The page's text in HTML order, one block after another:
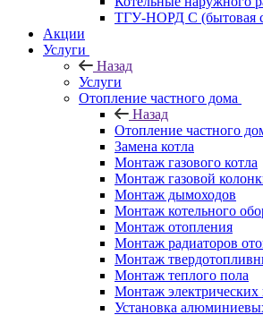
ТГУ-НОРД С (бытовая
Акции
Услуги
Назад
Услуги
Отопление частного дома
Назад
Отопление частного
Замена котла
Монтаж газового котла
Монтаж газовой
Монтаж дымоходов
Монтаж котельного
Монтаж отопления
Монтаж радиаторов
Монтаж
Монтаж теплого пола
Монтаж электрических
Установка